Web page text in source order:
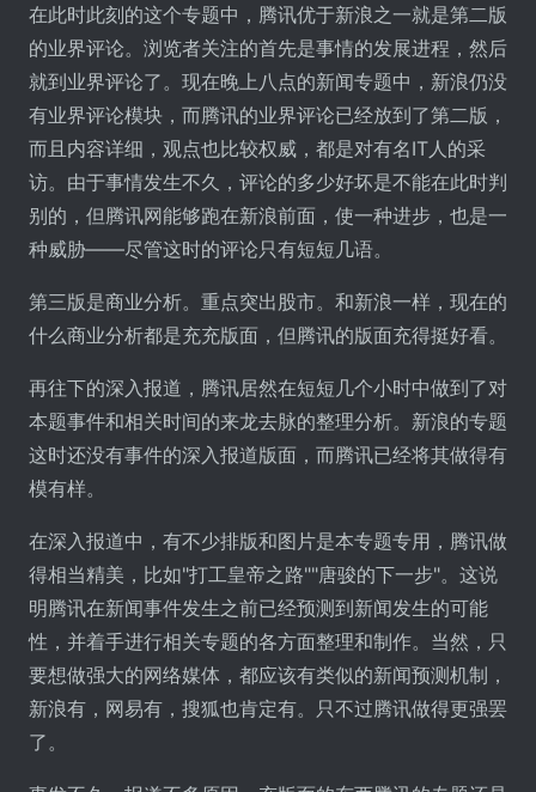
在此时此刻的这个专题中，腾讯优于新浪之一就是第二版
的业界评论。浏览者关注的首先是事情的发展进程，然后
就到业界评论了。现在晚上八点的新闻专题中，新浪仍没
有业界评论模块，而腾讯的业界评论已经放到了第二版，
而且内容详细，观点也比较权威，都是对有名IT人的采
访。由于事情发生不久，评论的多少好坏是不能在此时判
别的，但腾讯网能够跑在新浪前面，使一种进步，也是一
种威胁――尽管这时的评论只有短短几语。
第三版是商业分析。重点突出股市。和新浪一样，现在的
什么商业分析都是充充版面，但腾讯的版面充得挺好看。
再往下的深入报道，腾讯居然在短短几个小时中做到了对
本题事件和相关时间的来龙去脉的整理分析。新浪的专题
这时还没有事件的深入报道版面，而腾讯已经将其做得有
模有样。
在深入报道中，有不少排版和图片是本专题专用，腾讯做
得相当精美，比如"打工皇帝之路""唐骏的下一步"。这说
明腾讯在新闻事件发生之前已经预测到新闻发生的可能
性，并着手进行相关专题的各方面整理和制作。当然，只
要想做强大的网络媒体，都应该有类似的新闻预测机制，
新浪有，网易有，搜狐也肯定有。只不过腾讯做得更强罢
了。